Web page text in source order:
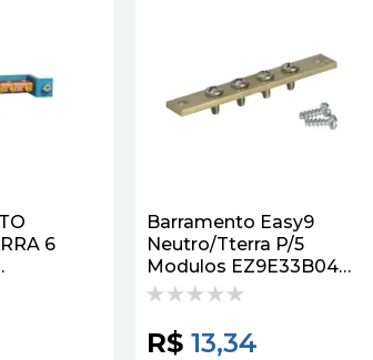
6
|
Barramento Easy9
Neutro/Tterra P/5
Modulos EZ9E33B04
Schneider
R$ 13,34